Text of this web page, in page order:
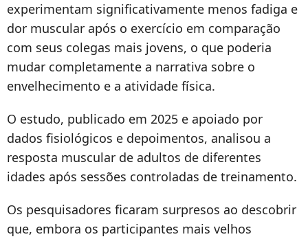
experimentam significativamente menos fadiga e
dor muscular após o exercício em comparação
com seus colegas mais jovens, o que poderia
mudar completamente a narrativa sobre o
envelhecimento e a atividade física.
O estudo, publicado em 2025 e apoiado por
dados fisiológicos e depoimentos, analisou a
resposta muscular de adultos de diferentes
idades após sessões controladas de treinamento.
Os pesquisadores ficaram surpresos ao descobrir
que, embora os participantes mais velhos